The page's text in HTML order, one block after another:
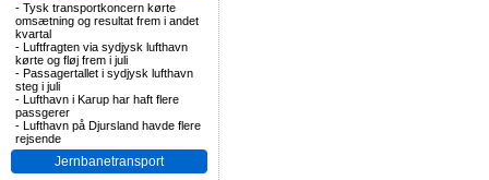
- Tysk transportkoncern kørte
omsætning og resultat frem i andet
kvartal
- Luftfragten via sydjysk lufthavn
kørte og fløj frem i juli
- Passagertallet i sydjysk lufthavn
steg i juli
- Lufthavn i Karup har haft flere
passgerer
- Lufthavn på Djursland havde flere
rejsende
Jernbanetransport